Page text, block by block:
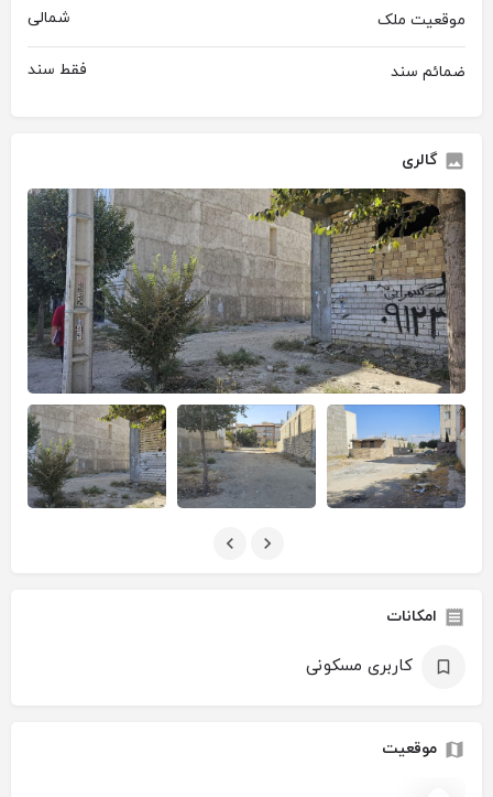
موقعیت ملک شمالی
ضمائم سند فقط سند
گالری
امکانات
کاربری مسکونی
موقعیت